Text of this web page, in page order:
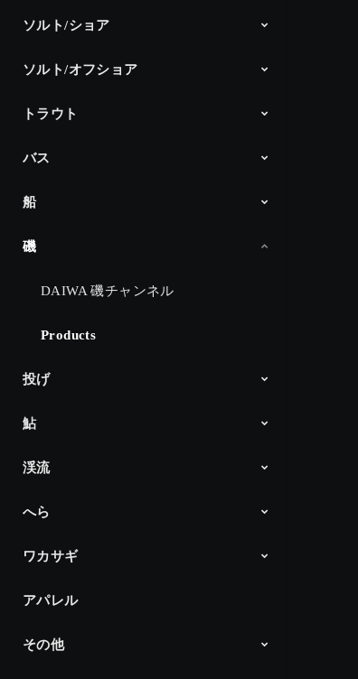
ソルト/ショア
シーバス
サーフゲーム
ショアプラッキング＆ショアジギ
エギング
アジング
メバリング
ロックフィッシュ
チニング
その他
DAIWA Salt Lure Channel
Products
ソルト/オフショア
オフショアヘビー
ライトキャスティング
スロージギング
ライトジギング
タイラバ
タチウオジギング
ボートエギング
イカメタル
Products
トラウト
DAIWA TROUT
Products
バス
船
磯
DAIWA 磯チャンネル
Products
投げ
鮎
アユイング
ダイワ鮎の王国
Products
渓流
Products
へら
へら通信
Products
ワカサギ
ワカサギ最前線
Products
アパレル
その他